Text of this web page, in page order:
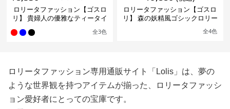
ような世界観を持つアイテムが揃った、ロリータファッシ
ョン愛好者にとっての宝庫です。
可愛らしいドレスや、エレガントなアクセサリー、さらに
Lolisでは、トレンドを意識した最新アイテムから、クラ
シックなデザインまで、幅広いスタイルを楽しむことがで